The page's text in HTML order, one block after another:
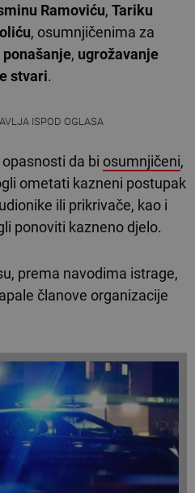
Ramoviću, Tariku
, osumnjičenima za
, ugrožavanje
stvari.
ISPOD OGLASA
da bi osumnjičeni,
ometati kazneni postupak
ili prikrivače, kao i
ponoviti kazneno djelo.
prema navodima istrage,
članove organizacije